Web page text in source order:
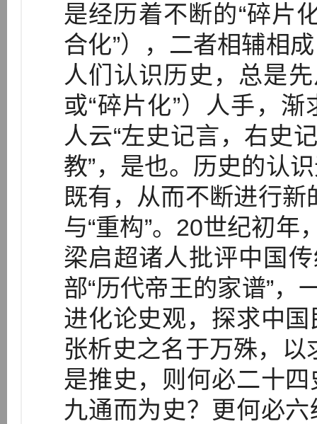
是经历着不断的“碎片
合化”），二者相辅相
人们认识历史，总是
或“碎片化”）人手，
人云“左史记言，右史
教”，是也。历史的认
既有，从而不断进行新
与“重构”。20世纪初年
梁启超诸人批评中国
部“历代帝王的家谱”，
进化论史观，探求中
张析史之名于万殊，以
是推史，则何必二十
九通而为史？更何必